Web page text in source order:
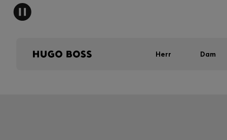
Herr Dam